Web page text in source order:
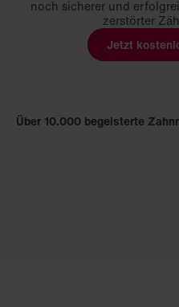
noch sicherer und
zerstörter
Jetzt
Über 10.000 begeisterte